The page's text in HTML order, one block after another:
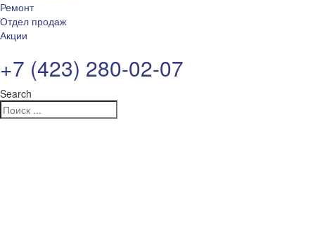
Ремонт
Отдел продаж
Акции
+7 (423) 280-02-07
Search